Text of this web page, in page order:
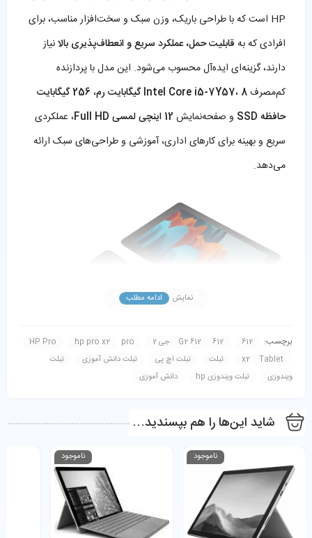
HP است که با طراحی باریک، وزن سبک و سخت‌افزار مناسب، برای
افرادی که به قابلیت حمل، عملکرد سریع و انعطاف‌پذیری بالانیاز
دارند، گزینه‌ای ایده‌آل محسوب می‌شود. این مدل با پردازنده
کم‌مصرف
Intel Core i5-7Y57، 8 گیگابایت رم ،
256 گیگابایت
حافظه SSD
و صفحه‌نمایش 12 اینچی لمسی Full HD
، عملکردی
سریع و بهینه برای کارهای اداری، آموزشی و طراحی‌های سبک ارائه
می‌دهد.
مشخصات فنی HP Pro X2 612 G2
✔پردازنده (CPU):
Intel Core i5-7Y57 (نسل هفتم) – دو
هسته، چهار رشته، فرکانس پایه 1.2GHz و توربو تا 3.3GHz
✔
حافظه رم (RAM):
8GB DDR3L – سرعت بالا و مصرف کم
نمایش ادامه مطلب
برچسب: 612
612 G2 612 جی 2 HP Pro hp pro x2
pro
x2
Tablet تبلت تبلت اچ پی تبلت دانش آموزی
تبلت
ویندوزی
تبلت ویندوزی hp دانش آموزی
شاید این‌ها را هم بپسندید…
ناموجود ناموجود